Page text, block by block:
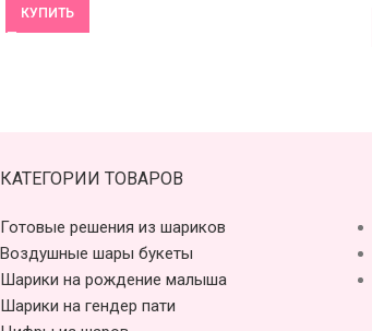
КУПИТЬ
КАТЕГОРИИ ТОВАРОВ
Готовые решения из шариков
Воздушные шары букеты
Шарики на рождение малыша
Шарики на гендер пати